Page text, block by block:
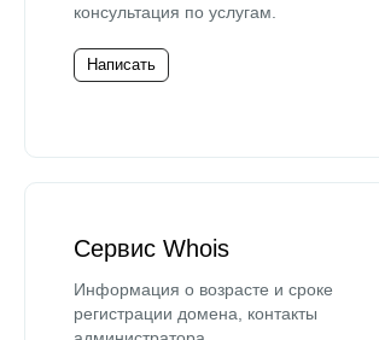
консультация по услугам.
Написать
Сервис Whois
Информация о возрасте и сроке
регистрации домена, контакты